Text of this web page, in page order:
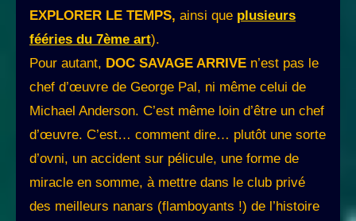
EXPLORER LE TEMPS, ainsi que plusieurs
fééries du 7ème art).
Pour autant, DOC SAVAGE ARRIVE n’est pas le
chef d’œuvre de George Pal, ni même celui de
Michael Anderson. C’est même loin d’être un chef
d’œuvre. C’est… comment dire… plutôt une sorte
d’ovni, un accident sur pélicule, une forme de
miracle en somme, à mettre dans le club privé
des meilleurs nanars (flamboyants !) de l’histoire